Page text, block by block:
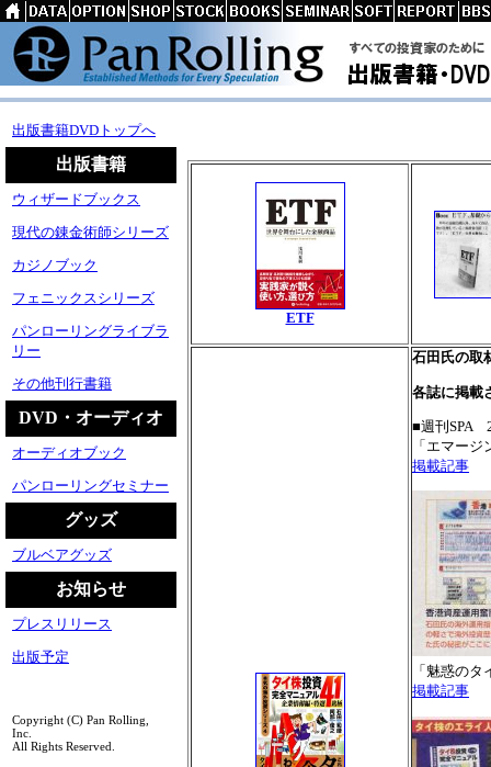
出版書籍DVDトップへ
出版書籍
ウィザードブックス
現代の錬金術師シリーズ
カジノブック
フェニックスシリーズ
パンローリングライブラ
リー
その他刊行書籍
DVD・オーディオ
オーディオブック
パンローリングセミナー
グッズ
ブルベアグッズ
お知らせ
プレスリリース
出版予定
Copyright (C) Pan Rolling,
Inc.
All Rights Reserved.
ETF
石田氏の取
各誌に掲載
■週刊SPA
「エマー
掲載記事
「魅惑の
掲載記事